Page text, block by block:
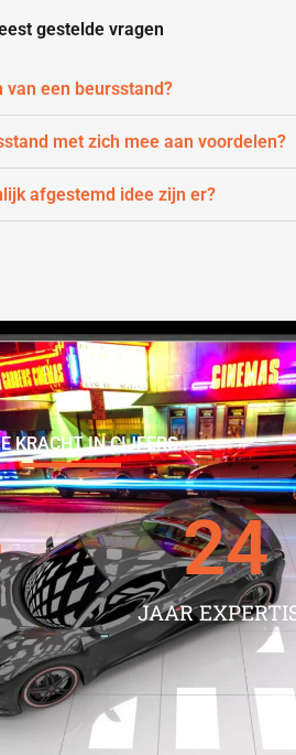
gestelde vragen
een beursstand?
met zich mee aan voordelen?
afgestemd idee zijn er?
KRACHT IN CIJFERS
JAAR
24